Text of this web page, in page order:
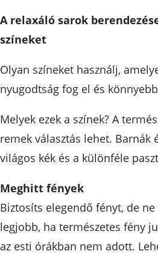
A relaxáló sarok
színeket
Olyan színeket használj,
nyugodtság fog el és
Melyek ezek a színek? A
remek választás lehet. Barnák
világos kék és a különféle
Meghitt fények
Biztosíts elegendő fényt, de
legjobb, ha természetes fény
az esti órákban nem adott.